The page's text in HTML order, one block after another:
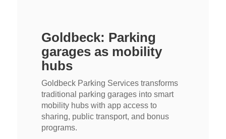
Goldbeck: Parking
garages as mobility
hubs
Goldbeck Parking Services transforms
traditional parking garages into smart
mobility hubs with app access to
sharing, public transport, and bonus
programs.